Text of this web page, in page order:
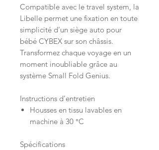
Compatible avec le travel system, la
Libelle permet une fixation en toute
simplicité d’un siège auto pour
bébé CYBEX sur son châssis.
Transformez chaque voyage en un
moment inoubliable grâce au
système Small Fold Genius.
Instructions d’entretien
Housses en tissu lavables en
machine à 30 °C
Spécifications